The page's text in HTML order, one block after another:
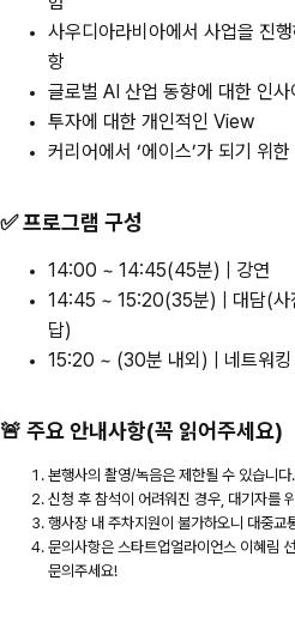
사우디아라비아에서 사업을 진
항
글로벌 AI 산업 동향에 대한 인사
투자에 대한 개인적인 View
커리어에서 ‘에이스’가 되기 위
✅ 프로그램 구성
14:00 ~ 14:45(45분) | 강연
14:45 ~ 15:20(35분) | 대담(사
답)
15:20 ~ (30분 내외) | 네트워킹
🚨 주요 안내사항(꼭 읽어주세요)
본행사의 촬영/녹음은 제한될 수 있습니다.
신청 후 참석이 어려워진 경우, 대기자를
행사장 내 주차지원이 불가하오니 대중교
문의사항은 스타트업얼라이언스 이혜
문의주세요!